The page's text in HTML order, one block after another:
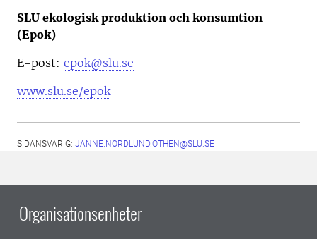
SLU ekologisk produktion och konsumtion
(Epok)
E-post: epok@slu.se
www.slu.se/epok
SIDANSVARIG: JANNE.NORDLUND.OTHEN@SLU.SE
Organisationsenheter